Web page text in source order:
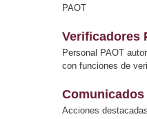
PAOT
Verificadores
Personal PAOT
con funciones de
Comunicados
Acciones